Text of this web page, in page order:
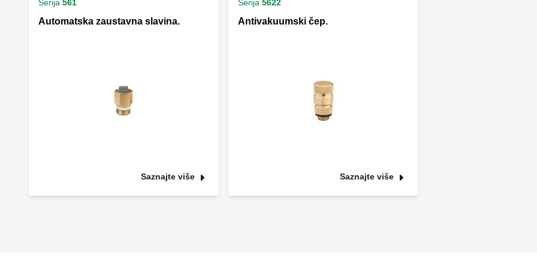
Serija 561
Automatska zaustavna slavina.
Saznajte više
Serija 5622
Antivakuumski čep.
Saznajte više